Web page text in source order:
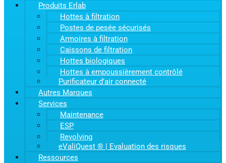
Produits Erlab
Hottes à filtration
Postes de pesée sécurisés
Armoires à filtration
Caissons de filtration
Hottes biologiques
Hottes à empoussièrement contrôlé
Purificateur d’air connecté
Autres Marques
Services
Maintenance
ESP
Revolving
eValiQuest ® | Evaluation des risques
Ressources